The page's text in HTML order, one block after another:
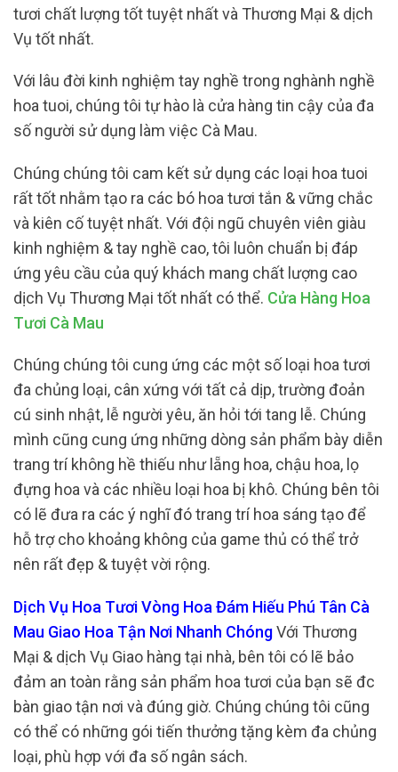
tươi chất lượng tốt tuyệt nhất và Thương Mại & dịch
Vụ tốt nhất.
Với lâu đời kinh nghiệm tay nghề trong nghành nghề
hoa tuoi, chúng tôi tự hào là cửa hàng tin cậy của đa
số người sử dụng làm việc Cà Mau.
Chúng chúng tôi cam kết sử dụng các loại hoa tuoi
rất tốt nhằm tạo ra các bó hoa tươi tắn & vững chắc
và kiên cố tuyệt nhất. Với đội ngũ chuyên viên giàu
kinh nghiệm & tay nghề cao, tôi luôn chuẩn bị đáp
ứng yêu cầu của quý khách mang chất lượng cao
dịch Vụ Thương Mại tốt nhất có thể. Cửa Hàng Hoa
Tươi Cà Mau
Chúng chúng tôi cung ứng các một số loại hoa tươi
đa chủng loại, cân xứng với tất cả dịp, trường đoản
cú sinh nhật, lễ người yêu, ăn hỏi tới tang lễ. Chúng
mình cũng cung ứng những dòng sản phẩm bày diễn
trang trí không hề thiếu như lẵng hoa, chậu hoa, lọ
đựng hoa và các nhiều loại hoa bị khô. Chúng bên tôi
có lẽ đưa ra các ý nghĩ đó trang trí hoa sáng tạo để
hỗ trợ cho khoảng không của game thủ có thể trở
nên rất đẹp & tuyệt vời rộng.
Dịch Vụ Hoa Tươi Vòng Hoa Đám Hiếu Phú Tân Cà
Mau Giao Hoa Tận Nơi Nhanh ChóngVới Thương
Mại & dịch Vụ Giao hàng tại nhà, bên tôi có lẽ bảo
đảm an toàn rằng sản phẩm hoa tươi của bạn sẽ đc
bàn giao tận nơi và đúng giờ. Chúng chúng tôi cũng
có thể có những gói tiến thưởng tặng kèm đa chủng
loại, phù hợp với đa số ngân sách.